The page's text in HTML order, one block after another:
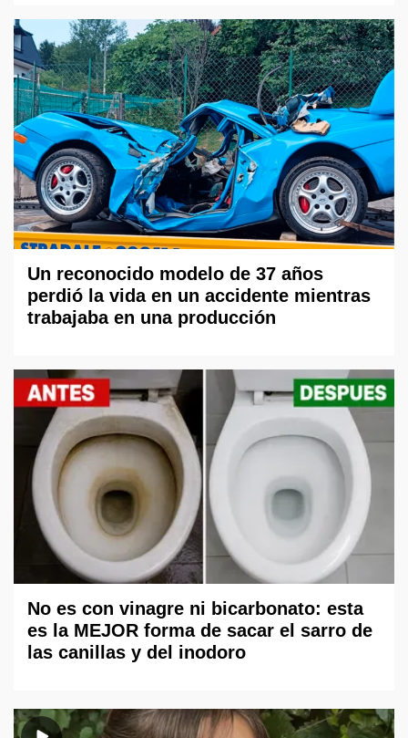
Un reconocido modelo de 37 años
perdió la vida en un accidente mientras
trabajaba en una producción
No es con vinagre ni bicarbonato: esta
es la MEJOR forma de sacar el sarro de
las canillas y del inodoro